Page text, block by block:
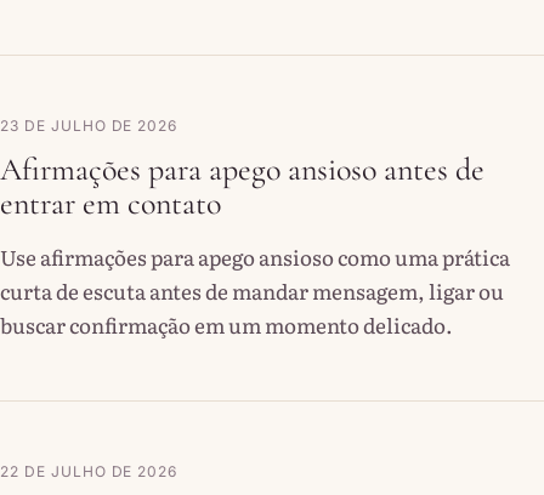
23 DE JULHO DE 2026
Afirmações para apego ansioso antes de
entrar em contato
Use afirmações para apego ansioso como uma prática
curta de escuta antes de mandar mensagem, ligar ou
buscar confirmação em um momento delicado.
22 DE JULHO DE 2026